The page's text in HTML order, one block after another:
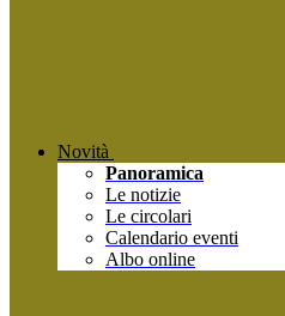
Novità
Panoramica
Le notizie
Le circolari
Calendario eventi
Albo online